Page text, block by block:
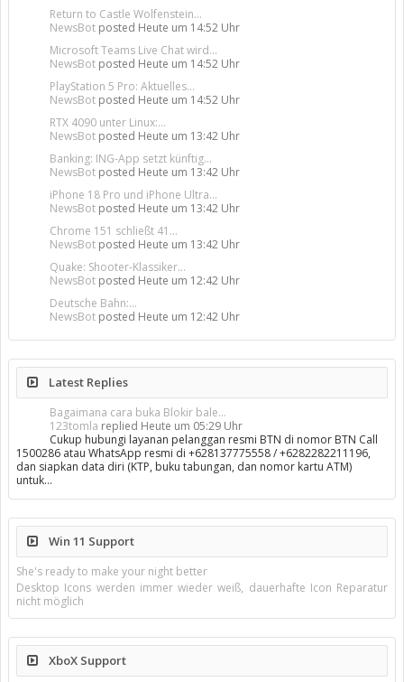
Return to Castle Wolfenstein...
NewsBot posted Heute um 14:52 Uhr
Microsoft Teams Live Chat wird...
NewsBot posted Heute um 14:52 Uhr
PlayStation 5 Pro: Aktuelles...
NewsBot posted Heute um 14:52 Uhr
RTX 4090 unter Linux:...
NewsBot posted Heute um 13:42 Uhr
Banking: ING-App setzt künftig...
NewsBot posted Heute um 13:42 Uhr
iPhone 18 Pro und iPhone Ultra...
NewsBot posted Heute um 13:42 Uhr
Chrome 151 schließt 41...
NewsBot posted Heute um 13:42 Uhr
Quake: Shooter-Klassiker...
NewsBot posted Heute um 12:42 Uhr
Deutsche Bahn:...
NewsBot posted Heute um 12:42 Uhr
Latest Replies
Bagaimana cara buka Blokir bale...
123tomla replied Heute um 05:29 Uhr
Cukup hubungi layanan pelanggan resmi BTN di nomor BTN Call
1500286 atau WhatsApp resmi di +628137775558 / +6282282211196,
dan siapkan data diri (KTP, buku tabungan, dan nomor kartu ATM)
untuk…
Win 11 Support
She's ready to make your night better
Desktop Icons werden immer wieder weiß, dauerhafte Icon Reparatur
nicht möglich
XboX Support